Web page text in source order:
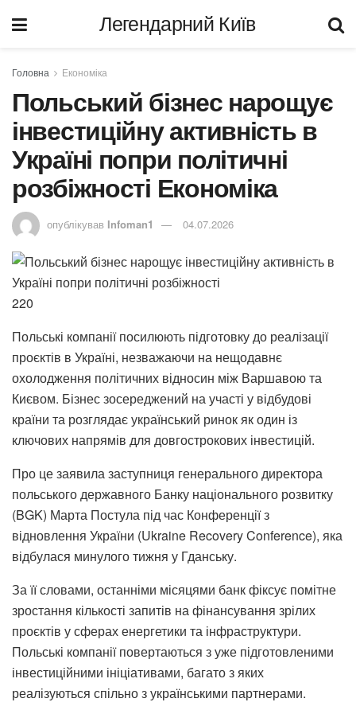
Легендарний Київ
Головна Економіка
Польський бізнес нарощує
інвестиційну активність в
Україні попри політичні
розбіжності Економіка
опублікував Infoman1 04.07.2026
220
Польські компанії посилюють підготовку до реалізації
проєктів в Україні, незважаючи на нещодавнє
охолодження політичних відносин між Варшавою та
Києвом. Бізнес зосереджений на участі у відбудові
країни та розглядає український ринок як один із
ключових напрямів для довгострокових інвестицій.
Про це заявила заступниця генерального директора
польського державного Банку національного розвитку
(BGK) Марта Постула під час Конференції з
відновлення України (Ukraine Recovery Conference), яка
відбулася минулого тижня у Гданську.
За її словами, останніми місяцями банк фіксує помітне
зростання кількості запитів на фінансування зрілих
проєктів у сферах енергетики та інфраструктури.
Польські компанії повертаються з уже підготовленими
інвестиційними ініціативами, багато з яких
реалізуються спільно з українськими партнерами.